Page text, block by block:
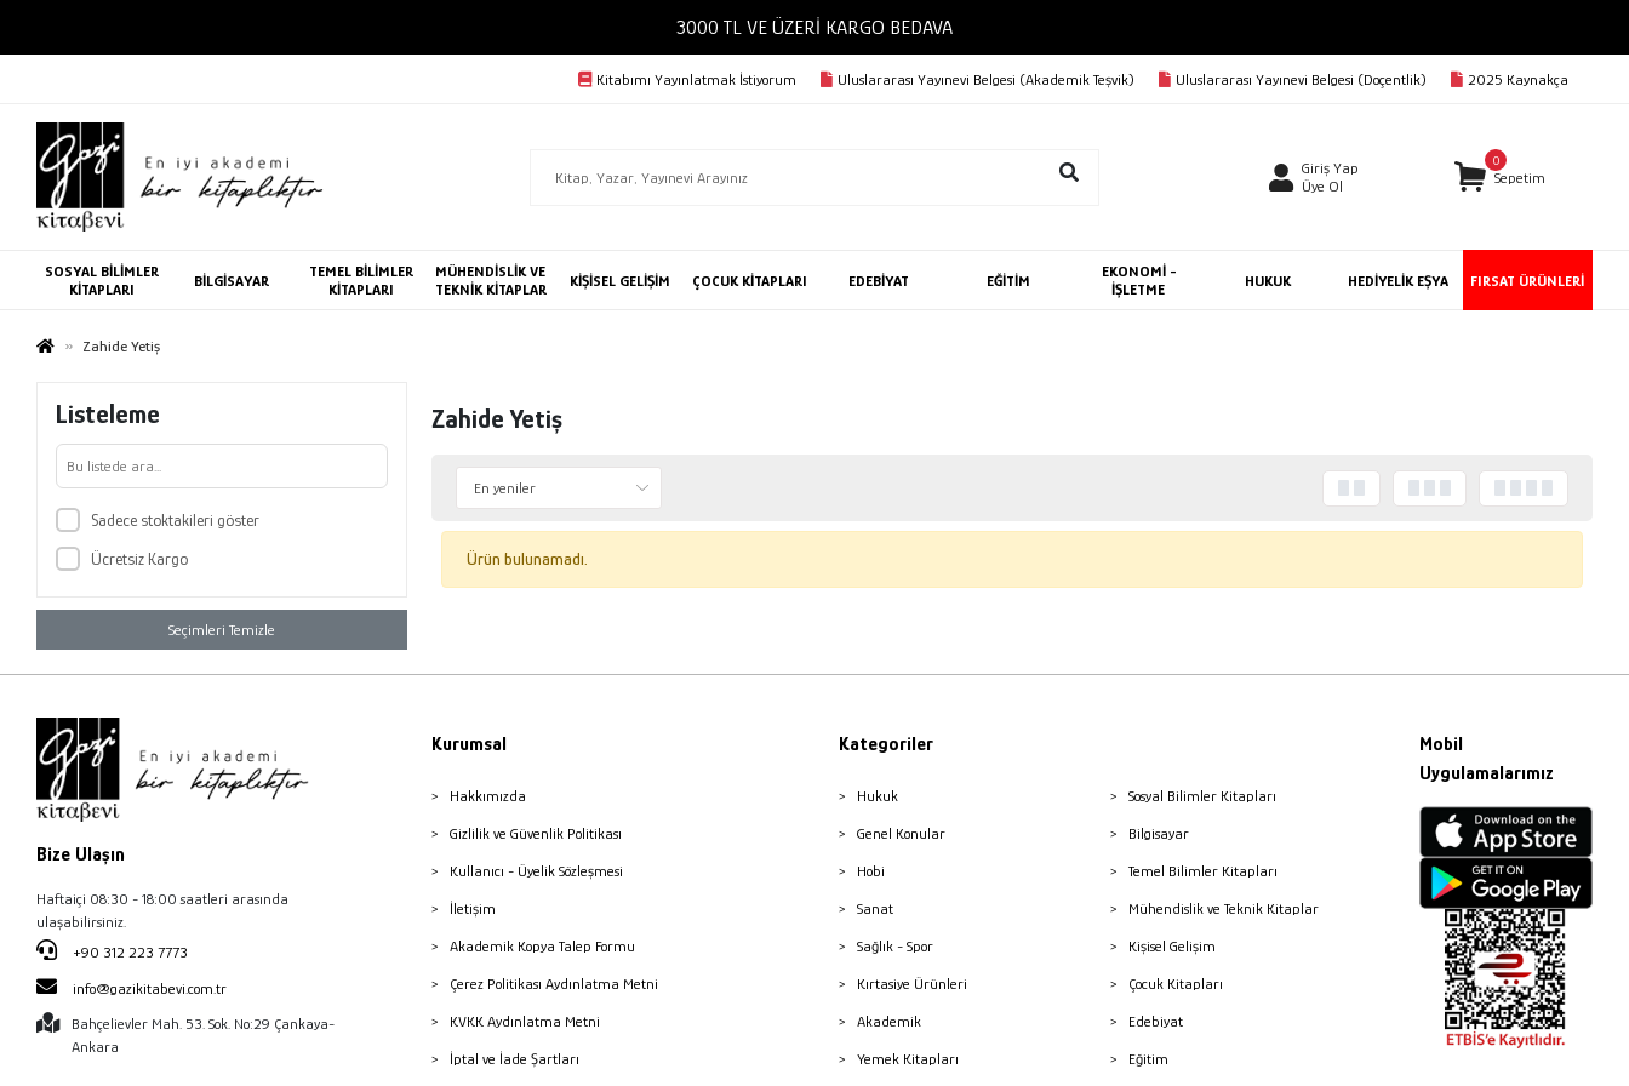
3000 TL VE ÜZERİ KARGO BEDAVA
Kitabımı Yayınlatmak İstiyorum Uluslararası Yayınevi Belgesi (Akademik Teşvik) Uluslararası Yayınevi Belgesi (Doçentlik) 2025 Kaynakça
Giriş Yap
Üye Ol
0
Sepetim
SOSYAL BİLİMLER
KİTAPLARI
BİLGİSAYAR
TEMEL BİLİMLER
KİTAPLARI
MÜHENDİSLİK VE
TEKNİK KİTAPLAR
KİŞİSEL GELİŞİM ÇOCUK KİTAPLARI EDEBİYAT EĞİTİM
EKONOMİ -
İŞLETME
HUKUK HEDİYELİK EŞYA FIRSAT ÜRÜNLERİ
Zahide Yetiş
Listeleme
Sadece stoktakileri göster
Ücretsiz Kargo
Seçimleri Temizle
Zahide Yetiş
Ürün bulunamadı.
Bize Ulaşın
Haftaiçi 08:30 - 18:00 saatleri arasında
ulaşabilirsiniz.
+90 312 223 7773
info@gazikitabevi.com.tr
Bahçelievler Mah. 53. Sok. No:29 Çankaya-
Ankara
Kurumsal
Hakkımızda
Gizlilik ve Güvenlik Politikası
Kullanıcı - Üyelik Sözleşmesi
İletişim
Akademik Kopya Talep Formu
Çerez Politikası Aydınlatma Metni
KVKK Aydınlatma Metni
İptal ve İade Şartları
Kategoriler
Hukuk
Genel Konular
Hobi
Sanat
Sağlık - Spor
Kırtasiye Ürünleri
Akademik
Yemek Kitapları
Sosyal Bilimler Kitapları
Bilgisayar
Temel Bilimler Kitapları
Mühendislik ve Teknik Kitaplar
Kişisel Gelişim
Çocuk Kitapları
Edebiyat
Eğitim
Mobil
Uygulamalarımız